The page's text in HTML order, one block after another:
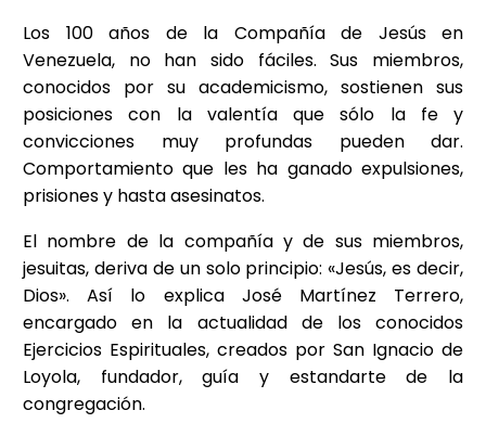
Los 100 años de la Compañía de Jesús en
Venezuela, no han sido fáciles. Sus miembros,
conocidos por su academicismo, sostienen sus
posiciones con la valentía que sólo la fe y
convicciones muy profundas pueden dar.
Comportamiento que les ha ganado expulsiones,
prisiones y hasta asesinatos.
El nombre de la compañía y de sus miembros,
jesuitas, deriva de un solo principio: «Jesús, es decir,
Dios». Así lo explica José Martínez Terrero,
encargado en la actualidad de los conocidos
Ejercicios Espirituales, creados por San Ignacio de
Loyola, fundador, guía y estandarte de la
congregación.